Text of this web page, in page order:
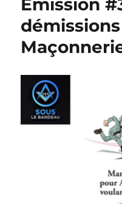
Émission